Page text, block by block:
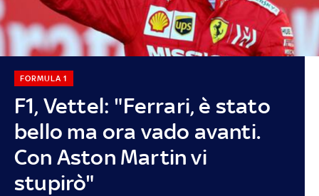
F1, Vettel: "Ferrari, è stato
bello ma ora vado avanti.
Con Aston Martin vi
stupirò"
FORMULA 1